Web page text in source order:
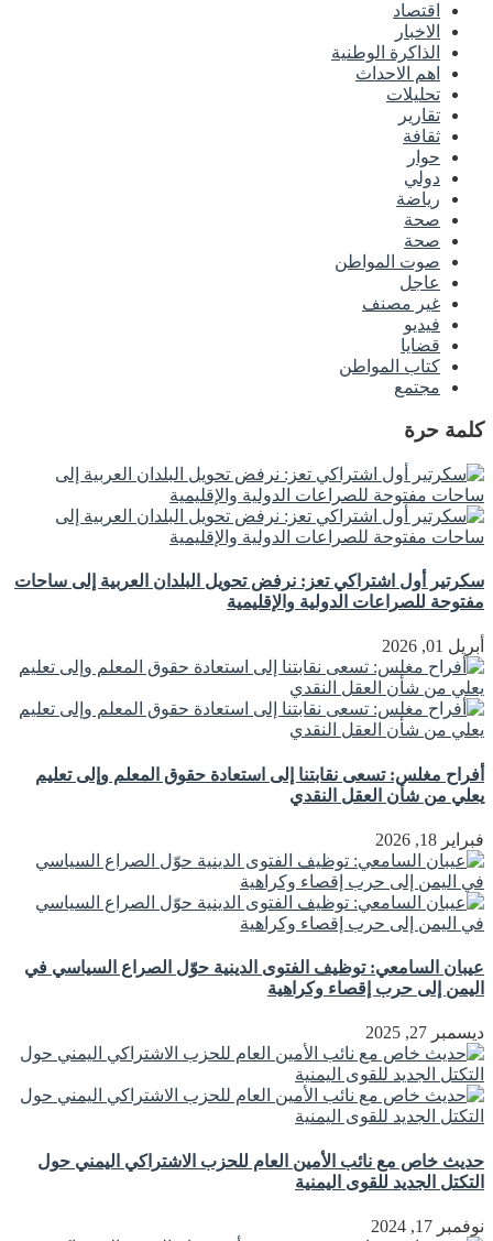
اقتصاد
الاخبار
الذاكرة الوطنية
اهم الاحداث
تحليلات
تقارير
ثقافة
حوار
دولي
رياضة
صحة
صحة
صوت المواطن
عاجل
غير مصنف
فيديو
قضايا
كتاب المواطن
مجتمع
كلمة حرة
سكرتير أول اشتراكي تعز: نرفض تحويل البلدان العربية إلى ساحات
مفتوحة للصراعات الدولية والإقليمية
أبريل 01, 2026
أفراح مغلس: تسعى نقابتنا إلى استعادة حقوق المعلم وإلى تعليم
يعلي من شأن العقل النقدي
فبراير 18, 2026
عيبان السامعي: توظيف الفتوى الدينية حوّل الصراع السياسي في
اليمن إلى حرب إقصاء وكراهية
ديسمبر 27, 2025
حديث خاص مع نائب الأمين العام للحزب الاشتراكي اليمني حول
التكتل الجديد للقوى اليمنية
نوفمبر 17, 2024